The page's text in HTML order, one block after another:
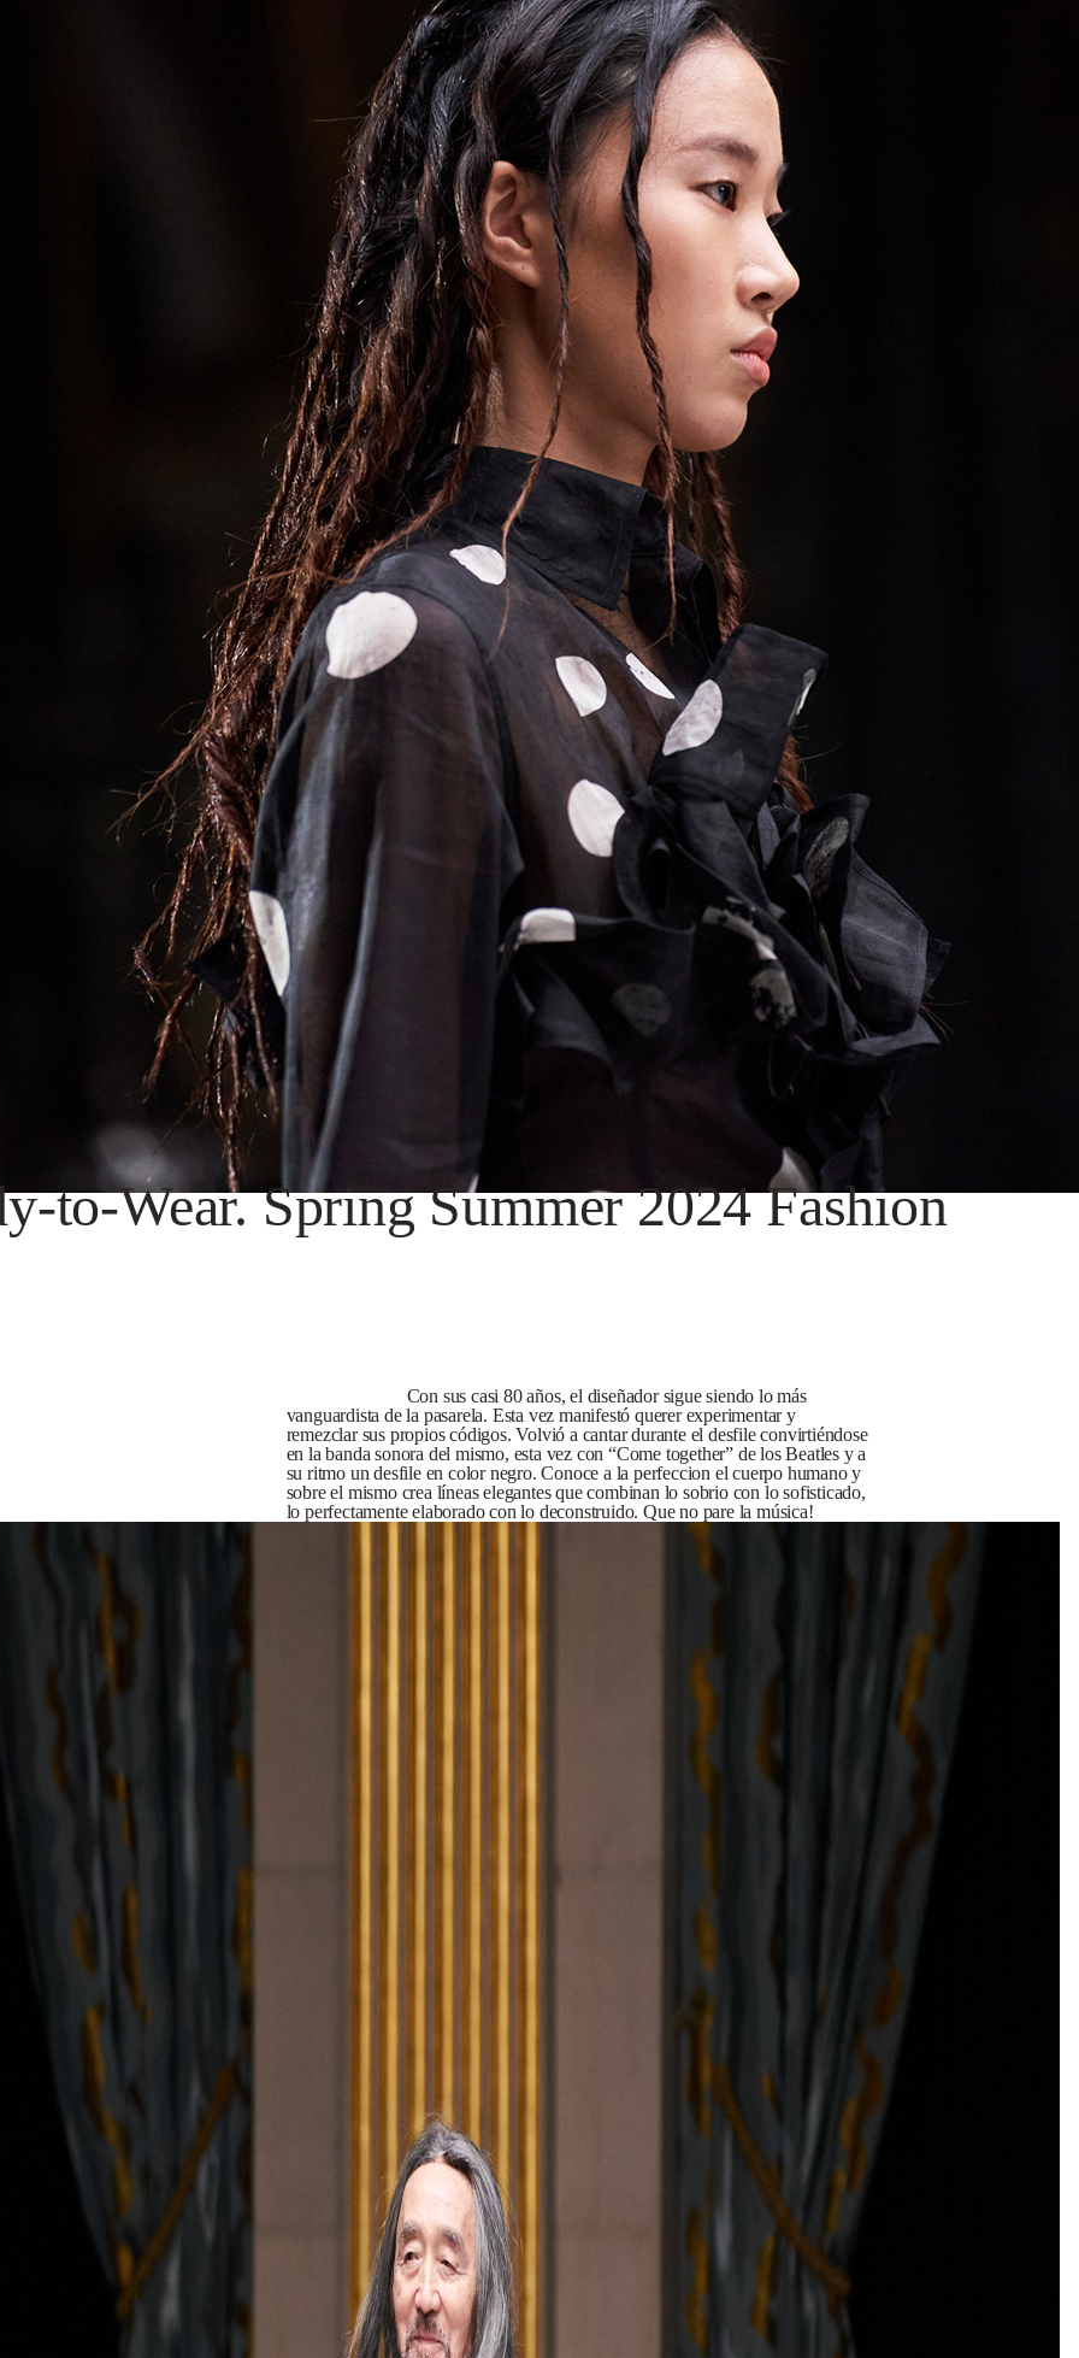
to-Wear. Spring Summer 2024 Fashion
Con sus casi 80 años, el diseñador sigue siendo lo más
vanguardista de la pasarela. Esta vez manifestó querer experimentar y
remezclar sus propios códigos. Volvió a cantar durante el desfile convirtiéndose
en la banda sonora del mismo, esta vez con “Come together” de los Beatles y a
su ritmo un desfile en color negro. Conoce a la perfeccion el cuerpo humano y
sobre el mismo crea líneas elegantes que combinan lo sobrio con lo sofisticado,
lo perfectamente elaborado con lo deconstruido. Que no pare la música!